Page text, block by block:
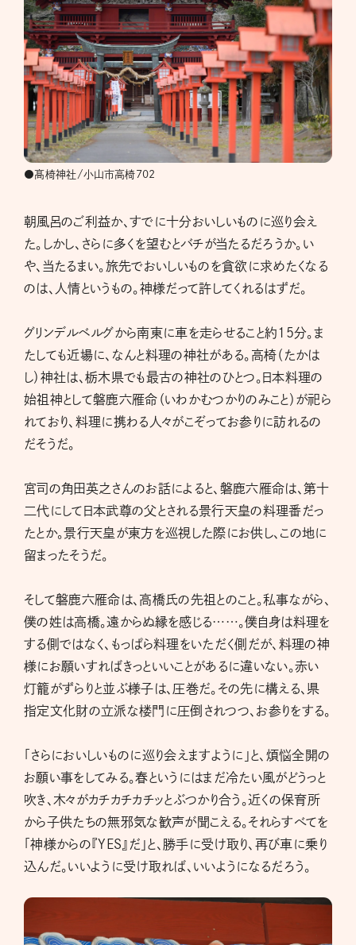
●髙椅神社/小山市高椅702
朝風呂のご利益か、すでに十分おいしいものに巡り会え
た。しかし、さらに多くを望むとバチが当たるだろうか。い
や、当たるまい。旅先でおいしいものを貪欲に求めたくなる
のは、人情というもの。神様だって許してくれるはずだ。
グリンデルベルグから南東に車を走らせること約15分。ま
たしても近場に、なんと料理の神社がある。高椅（たかは
し）神社は、栃木県でも最古の神社のひとつ。日本料理の
始祖神として磐鹿六雁命（いわかむつかりのみこと）が祀ら
れており、料理に携わる人々がこぞってお参りに訪れるの
だそうだ。
宮司の角田英之さんのお話によると、磐鹿六雁命は、第十
二代にして日本武尊の父とされる景行天皇の料理番だっ
たとか。景行天皇が東方を巡視した際にお供し、この地に
留まったそうだ。
そして磐鹿六雁命は、高橋氏の先祖とのこと。私事ながら、
僕の姓は高橋。遠からぬ縁を感じる……。僕自身は料理を
する側ではなく、もっぱら料理をいただく側だが、料理の神
様にお願いすればきっといいことがあるに違いない。赤い
灯籠がずらりと並ぶ様子は、圧巻だ。その先に構える、県
指定文化財の立派な楼門に圧倒されつつ、お参りをする。
「さらにおいしいものに巡り会えますように」と、煩悩全開の
お願い事をしてみる。春というにはまだ冷たい風がどうっと
吹き、木々がカチカチカチッとぶつかり合う。近くの保育所
から子供たちの無邪気な歓声が聞こえる。それらすべてを
「神様からの『YES』だ」と、勝手に受け取り、再び車に乗り
込んだ。いいように受け取れば、いいようになるだろう。